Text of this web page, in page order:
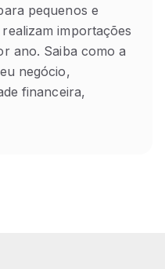
pequenos e
importações
ano. Saiba como a
negócio,
financeira,